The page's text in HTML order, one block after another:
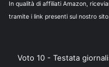
In qualità di affiliati Amazon,
tramite i link presenti sul nostro sito.
Voto 10 - Testata